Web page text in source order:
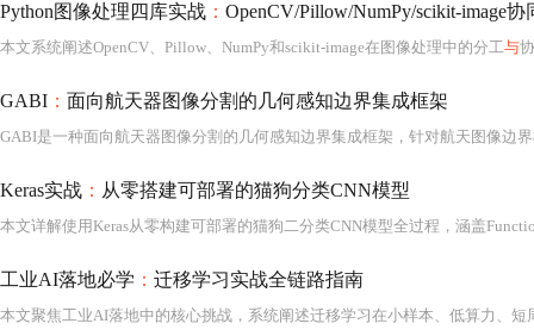
Python图像处理四库实战 ： OpenCV/Pillow/NumPy/scikit-image
本文系统阐述OpenCV、Pillow、NumPy和scikit-image在图像处理中的分工与
GABI ： 面向航天器图像分割的几何感知边界集成框架
Keras实战 ： 从零搭建可部署的猫狗分类CNN模型
工业AI落地必学 ： 迁移学习实战全链路指南